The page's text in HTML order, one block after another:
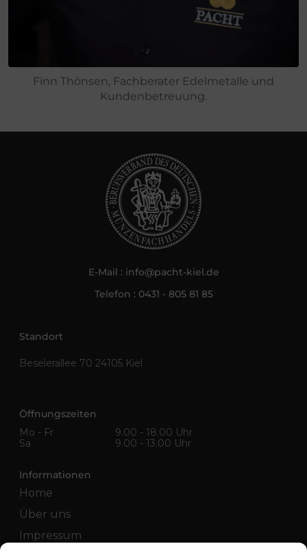
Finn Thönsen, Fachberater Edelmetalle und
Kundenbetreuung.
E-Mail : info@pacht-kiel.de
Telefon : 0431 - 805 81 85
Standort
Beselerallee 70 24105 Kiel
Öffnungszeiten
Mo - Fr
9.00 - 18.00 Uhr
Sa
9.00 - 13.00 Uhr
Informationen
Home
Über uns
Impressum